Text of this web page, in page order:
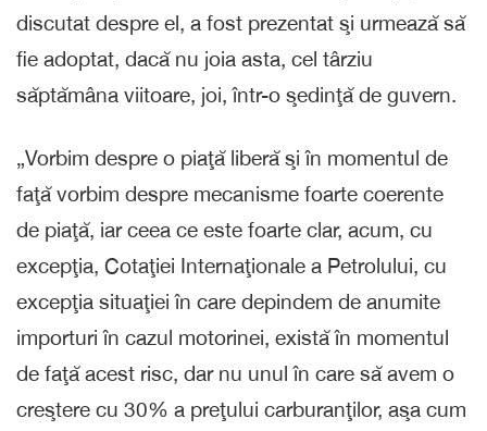
discutat despre el, a fost prezentat şi urmează să
fie adoptat, dacă nu joia asta, cel târziu
săptămâna viitoare, joi, într-o şedinţă de guvern.
„Vorbim despre o piaţă liberă şi în momentul de
faţă vorbim despre mecanisme foarte coerente
de piaţă, iar ceea ce este foarte clar, acum, cu
excepţia, Cotaţiei Internaţionale a Petrolului, cu
excepţia situaţiei în care depindem de anumite
importuri în cazul motorinei, există în momentul
de faţă acest risc, dar nu unul în care să avem o
creştere cu 30% a preţului carburanţilor, aşa cum